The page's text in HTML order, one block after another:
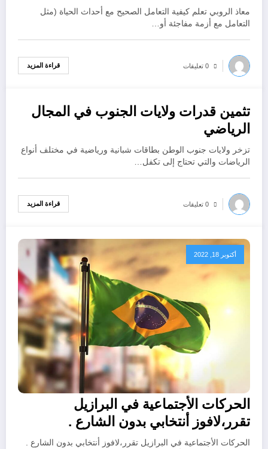
معاذ الروبي تعلم كيفية التعامل الصحيح مع أحداث الحياة (مثل
التعامل مع أزمة مفاجئة أو…
0 تعليقات قراءة المزيد
أكتوبر 18, 2022 تثمين قدرات ولايات الجنوب في المجال
الرياضي
تزخر ولايات جنوب الوطن بطاقات شبانية ورياضية في مختلف أنواع
الرياضات والتي تحتاج إلى تكفل…
0 تعليقات قراءة المزيد
أكتوبر 18, 2022
الحركات الأجتماعية في البرازيل
تقرر،لافوز أنتخابي بدون الشارع .
الحركات الأجتماعية في البرازيل تقرر،لافوز أنتخابي بدون الشارع .